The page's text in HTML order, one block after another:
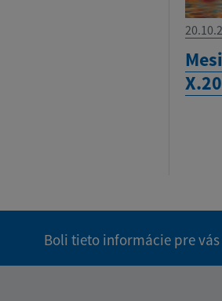
Boli tieto informácie pre vás